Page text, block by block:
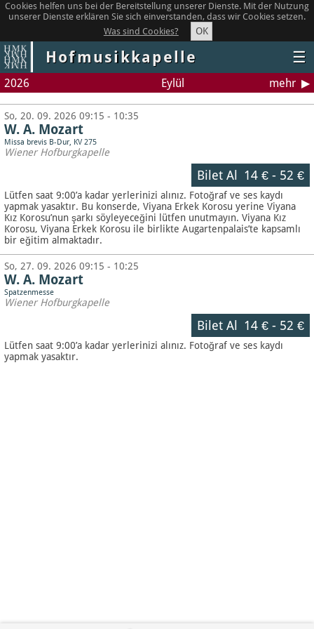
Cookies helfen uns bei der Bereitstellung unserer Dienste. Mit der Nutzung
unserer Dienste erklären Sie sich einverstanden, dass wir Cookies setzen.
Was sind Cookies?
OK
Hofmusikkapelle ☰
2026 Eylül mehr
So, 20. 09. 2026 09:15 - 10:35
W. A. Mozart
Missa brevis B-Dur, KV 275
Wiener Hofburgkapelle
Bilet Al 14 €- 52 €
Lütfen saat 9:00’a kadar yerlerinizi alınız. Fotoğraf ve ses kaydı
yapmak yasaktır. Bu konserde, Viyana Erkek Korosu yerine Viyana
Kız Korosu’nun şarkı söyleyeceğini lütfen unutmayın. Viyana Kız
Korosu, Viyana Erkek Korosu ile birlikte Augartenpalais’te kapsamlı
bir eğitim almaktadır.
So, 27. 09. 2026 09:15 - 10:25
W. A. Mozart
Spatzenmesse
Wiener Hofburgkapelle
Bilet Al 14 €- 52 €
Lütfen saat 9:00’a kadar yerlerinizi alınız. Fotoğraf ve ses kaydı
yapmak yasaktır.